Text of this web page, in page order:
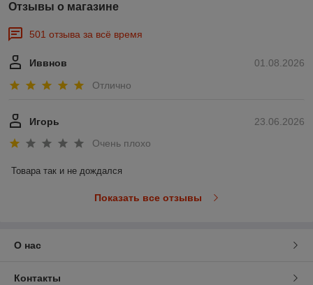
Отзывы о магазине
501 отзыва за всё время
01.08.2026
Иввнов
Отлично
23.06.2026
Игорь
Очень плохо
Товара так и не дождался
Показать все отзывы
О нас
Контакты